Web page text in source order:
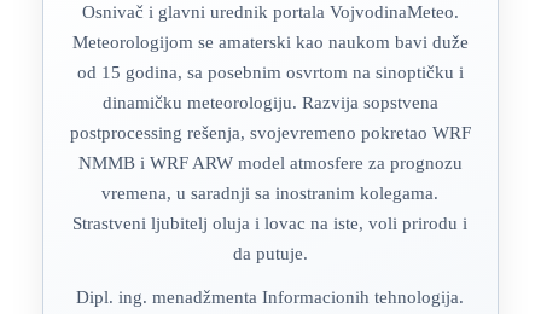
Osnivač i glavni urednik portala VojvodinaMeteo.
Meteorologijom se amaterski kao naukom bavi duže
od 15 godina, sa posebnim osvrtom na sinoptičku i
dinamičku meteorologiju. Razvija sopstvena
postprocessing rešenja, svojevremeno pokretao WRF
NMMB i WRF ARW model atmosfere za prognozu
vremena, u saradnji sa inostranim kolegama.
Strastveni ljubitelj oluja i lovac na iste, voli prirodu i
da putuje.
Dipl. ing. menadžmenta Informacionih tehnologija.